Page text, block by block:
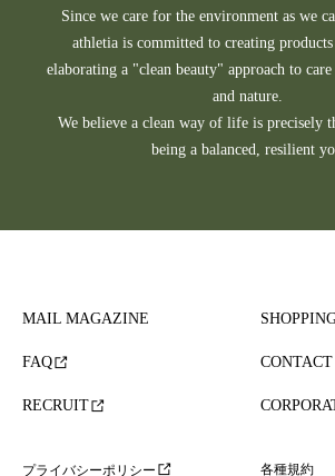
Since we care for the environment as we
athletia is committed to creating
elaborating a "clean beauty" approach to
and nature.
We believe a clean way of life is precisely
being a balanced, resilient
MAIL MAGAZINE
FAQ CONTACT
RECRUIT
プライバシーポリシー 各種規約